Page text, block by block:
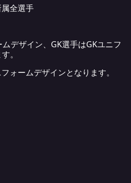
全選手
デザイン、GK選手はGKユニフ
。
ォームデザインとなります。